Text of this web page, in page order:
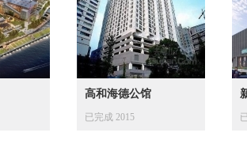
高和海德公馆
已完成 2015